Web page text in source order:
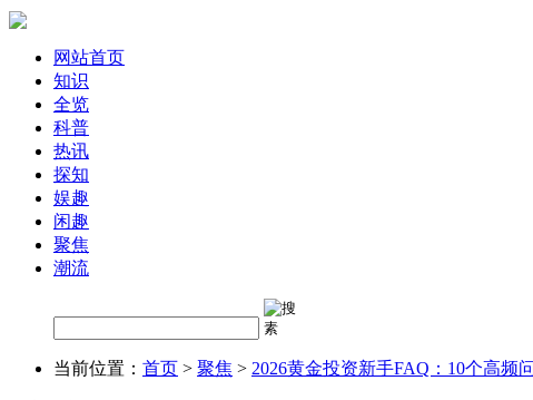
网站首页
知识
全览
科普
热讯
探知
娱趣
闲趣
聚焦
潮流
当前位置： 首页 > 聚焦 > 2026黄金投资新手FAQ：10个高频